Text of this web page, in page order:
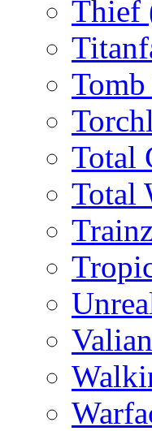
Thief
Total
Total